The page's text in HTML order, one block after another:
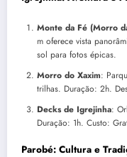
Monte da Fé (Morro
m oferece vista
sol para fotos épicas.
Morro do Xaxim:
trilhas. Duração: 2h.
Decks de Igrejinha:
Duração: 1h. Custo:
Parobé: Cultura e